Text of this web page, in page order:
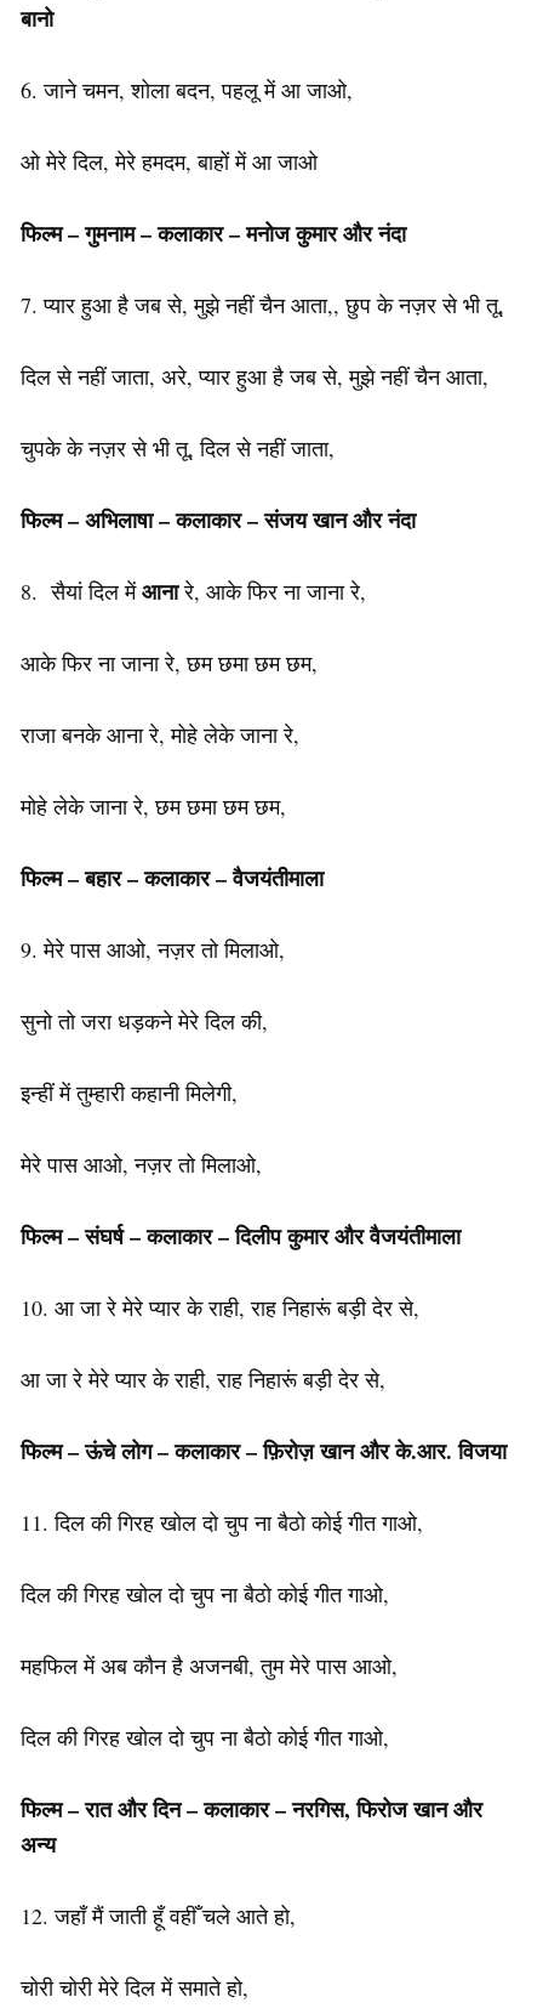
बानो
6. जाने चमन, शोला बदन, पहलू में आ जाओ,
ओ मेरे दिल, मेरे हमदम, बाहों में आ जाओ
फिल्म – गुमनाम – कलाकार – मनोज कुमार और नंदा
7. प्यार हुआ है जब से, मुझे नहीं चैन आता,, छुप के नज़र से भी तू,
दिल से नहीं जाता, अरे, प्यार हुआ है जब से, मुझे नहीं चैन आता,
चुपके के नज़र से भी तू, दिल से नहीं जाता,
फिल्म – अभिलाषा – कलाकार – संजय खान और नंदा
8. सैयां दिल मेंआनारे, आके फिर ना जाना रे,
आके फिर ना जाना रे, छम छमा छम छम,
राजा बनके आना रे, मोहे लेके जाना रे,
मोहे लेके जाना रे, छम छमा छम छम,
फिल्म – बहार – कलाकार – वैजयंतीमाला
9. मेरे पास आओ, नज़र तो मिलाओ,
सुनो तो जरा धड़कने मेरे दिल की,
इन्हीं में तुम्हारी कहानी मिलेगी,
मेरे पास आओ, नज़र तो मिलाओ,
फिल्म – संघर्ष – कलाकार – दिलीप कुमार और वैजयंतीमाला
10. आ जा रे मेरे प्यार के राही, राह निहारूं बड़ी देर से,
आ जा रे मेरे प्यार के राही, राह निहारूं बड़ी देर से,
फिल्म – ऊंचे लोग – कलाकार – फ़िरोज़ खान और के.आर. विजया
11. दिल की गिरह खोल दो चुप ना बैठो कोई गीत गाओ,
दिल की गिरह खोल दो चुप ना बैठो कोई गीत गाओ,
महफिल में अब कौन है अजनबी, तुम मेरे पास आओ,
दिल की गिरह खोल दो चुप ना बैठो कोई गीत गाओ,
फिल्म – रात और दिन – कलाकार – नरगिस, फिरोज खान और
अन्य
12. जहाँ मैं जाती हूँ वहीँ चले आते हो,
चोरी चोरी मेरे दिल में समाते हो,